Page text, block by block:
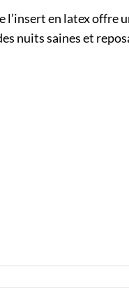
l’insert en latex offre
nuits saines et